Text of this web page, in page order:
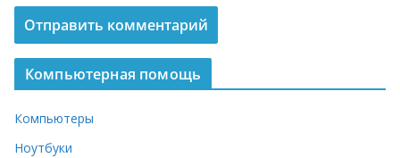
Компьютерная помощь
Компьютеры
Ноутбуки